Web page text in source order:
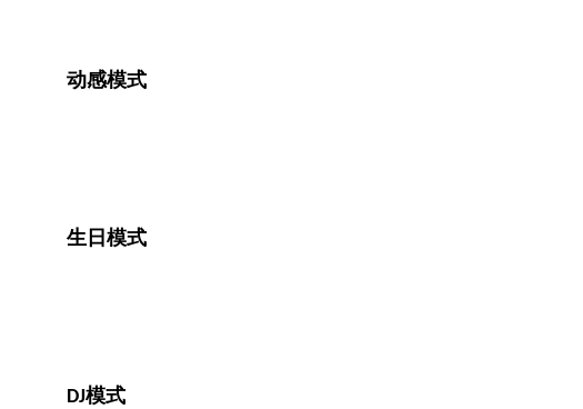
动感模式
生日模式
DJ模式